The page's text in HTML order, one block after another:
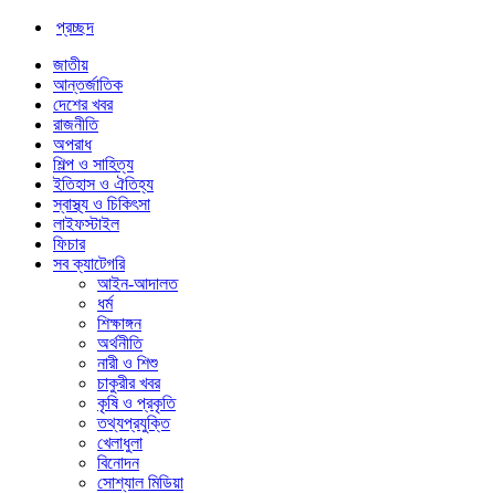
প্রচ্ছদ
জাতীয়
আন্তর্জাতিক
দেশের খবর
রাজনীতি
অপরাধ
শিল্প ও সাহিত্য
ইতিহাস ও ঐতিহ্য
স্বাস্থ্য ও চিকিৎসা
লাইফস্টাইল
ফিচার
সব ক্যাটেগরি
আইন-আদালত
ধর্ম
শিক্ষাঙ্গন
অর্থনীতি
নারী ও শিশু
চাকুরীর খবর
কৃষি ও প্রকৃতি
তথ্যপ্রযুক্তি
খেলাধুলা
বিনোদন
সোশ্যাল মিডিয়া